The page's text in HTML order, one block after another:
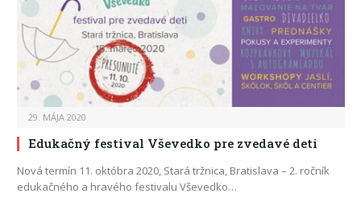
29. MÁJA 2020
Edukačný festival Vševedko pre zvedavé deti
Nová termín 11. októbra 2020, Stará tržnica, Bratislava – 2. ročník
edukačného a hravého festivalu Vševedko…